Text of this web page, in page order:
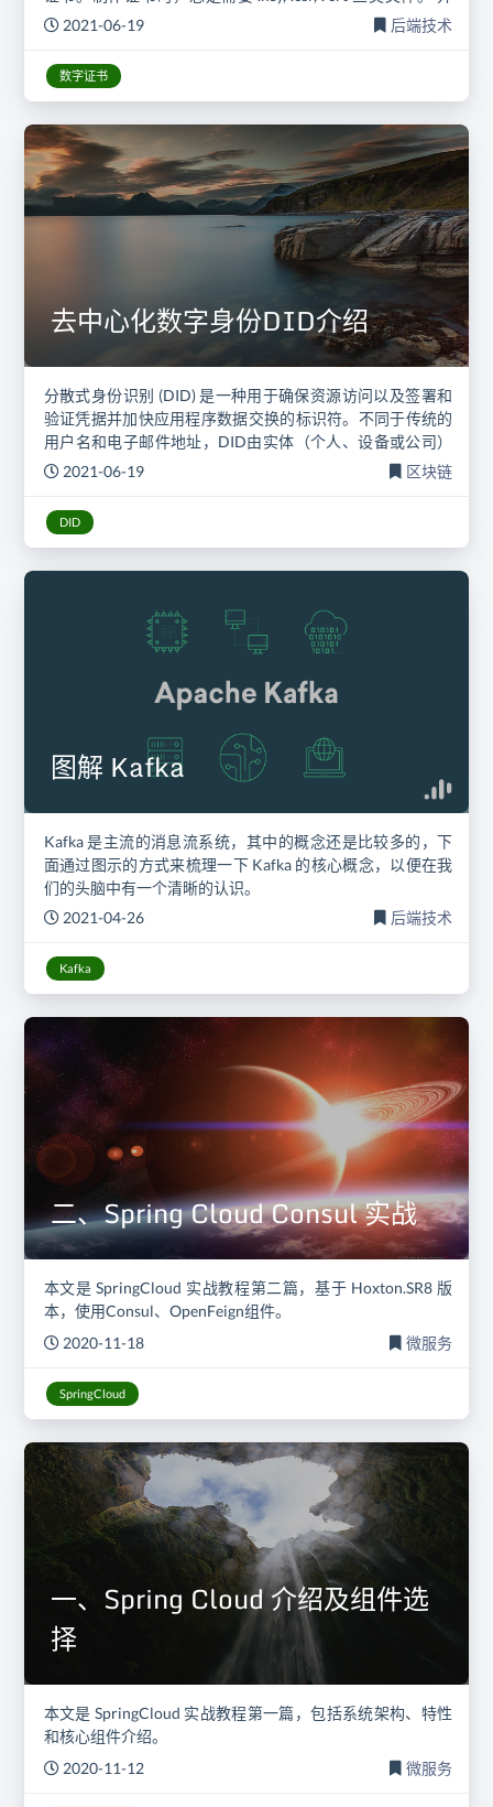
且，对不同对象制作证书时，需要用到并产生多个这样的文
么，又与哪些技术相关？
2021-06-19 后端技术
数字证书
去中心化数字身份DID介绍
分散式身份识别 (DID) 是一种用于确保资源访问以及签署和
验证凭据并加快应用程序数据交换的标识符。不同于传统的
用户名和电子邮件地址，DID由实体（个人、设备或公司）
自身拥有和控制。W3C分散式身份识别规范说明，DID独立
2021-06-19 区块链
DID
图解 Kafka
Kafka 是主流的消息流系统，其中的概念还是比较多的，下
面通过图示的方式来梳理一下 Kafka 的核心概念，以便在我
们的头脑中有一个清晰的认识。
2021-04-26
后端技术
Kafka
二、Spring Cloud Consul 实战
本文是 SpringCloud 实战教程第二篇，基于 Hoxton.SR8 版
本，使用Consul、OpenFeign组件。
2020-11-18
微服务
SpringCloud
一、Spring Cloud 介绍及组件选
择
本文是 SpringCloud 实战教程第一篇，包括系统架构、特性
和核心组件介绍。
2020-11-12
微服务